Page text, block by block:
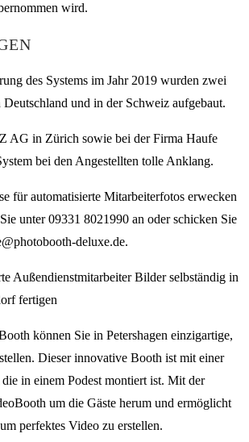
wird.
des Systems im Jahr 2019 wurden zwei
Deutschland und in der Schweiz aufgebaut.
AG in Zürich sowie bei der Firma Haufe
bei den Angestellten tolle Anklang.
für automatisierte Mitarbeiterfotos erwecken
unter 09331 8021990 an oder schicken Sie
deluxe.de.
können Sie in Petershagen einzigartige,
Dieser innovative Booth ist mit einer
die in einem Podest montiert ist. Mit der
um die Gäste herum und ermöglicht
perfektes Video zu erstellen.